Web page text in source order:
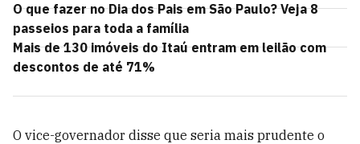
O que fazer no Dia dos Pais em São Paulo? Veja 8
passeios para toda a família
Mais de 130 imóveis do Itaú entram em leilão com
descontos de até 71%
O vice-governador disse que seria mais prudente o